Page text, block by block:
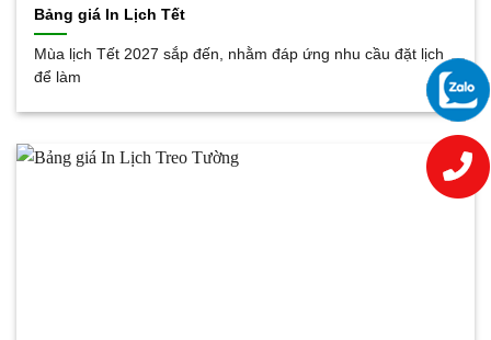
Bảng giá In Lịch Tết
Mùa lịch Tết 2027 sắp đến, nhằm đáp ứng nhu cầu đặt lịch
để làm